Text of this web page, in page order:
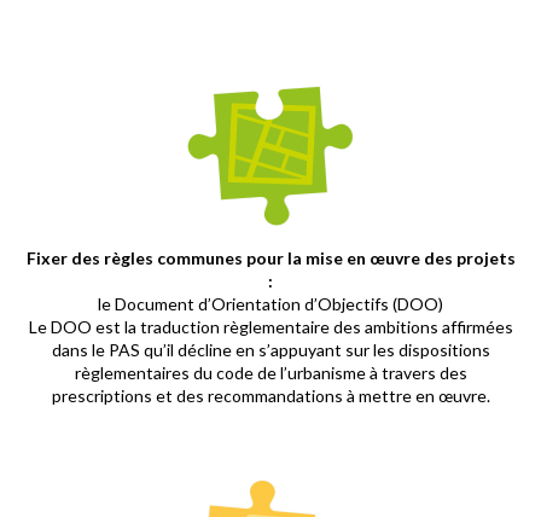
Fixer des règles communes pour la mise en œuvre des projets
:
le Document d’Orientation d’Objectifs (DOO)
Le DOO est la traduction règlementaire des ambitions affirmées
dans le PAS qu’il décline en s’appuyant sur les dispositions
règlementaires du code de l’urbanisme à travers des
prescriptions et des recommandations à mettre en œuvre.